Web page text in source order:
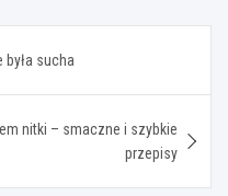
była sucha
nitki – smaczne i szybkie
przepisy